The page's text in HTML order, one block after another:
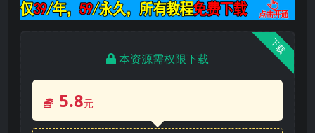
下载
本资源需权限下载
5.8元